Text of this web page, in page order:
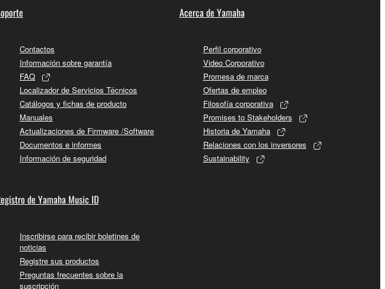
Contactos
Información sobre garantía
FAQ
Localizador de Servicios Técnicos
Catálogos y fichas de producto
Manuales
Actualizaciones de Firmware /Software
Documentos e informes
Información de seguridad
de Yamaha Music ID
Inscribirse para recibir boletines de
noticias
Registre sus productos
Preguntas frecuentes sobre la
suscripción
Acerca de Yamaha
Perfil corporativo
Video Corporativo
Promesa de marca
Ofertas de empleo
Filosofía corporativa
Promises to Stakeholders
Historia de Yamaha
Relaciones con los inversores
Sustainability